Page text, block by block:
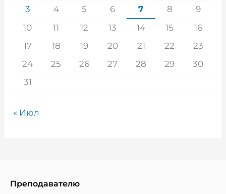
3
4 5 6 7 8
9
10
11 12 13 14 15
16
17
18 19 20 21 22
23
24
25 26 27 28 29
30
31
« Июл
Преподавателю